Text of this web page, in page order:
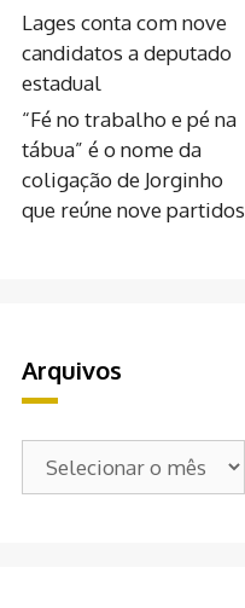
Lages conta com nove
candidatos a deputado
estadual
“Fé no trabalho e pé na
tábua” é o nome da
coligação de Jorginho
que reúne nove partidos
Arquivos